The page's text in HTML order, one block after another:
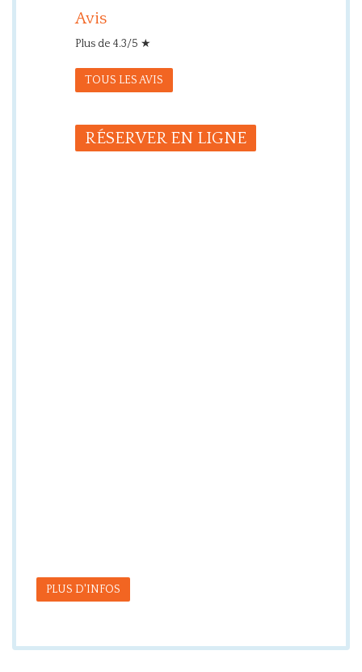
Avis
Plus de 4.3/5 ★
TOUS LES AVIS
RÉSERVER EN LIGNE
PLUS D'INFOS